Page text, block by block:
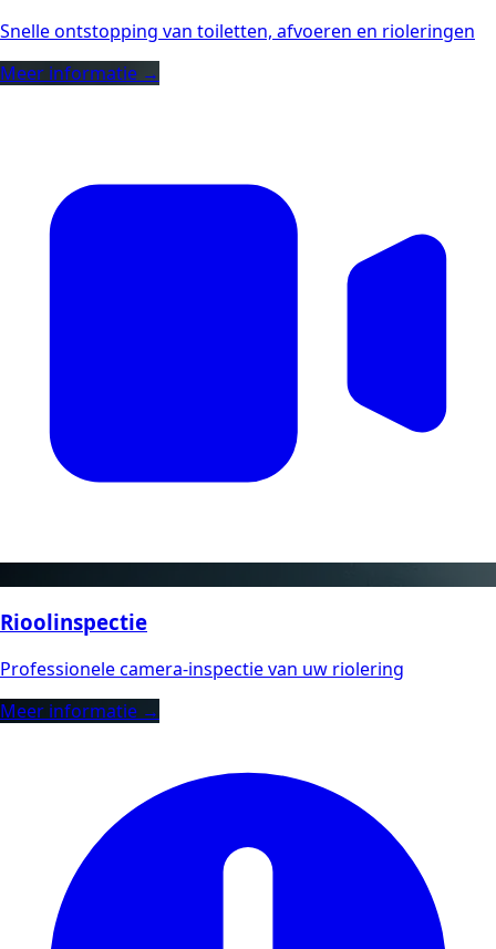
Snelle ontstopping van toiletten, afvoeren en rioleringen
Meer informatie →
Rioolinspectie
Professionele camera-inspectie van uw riolering
Meer informatie →